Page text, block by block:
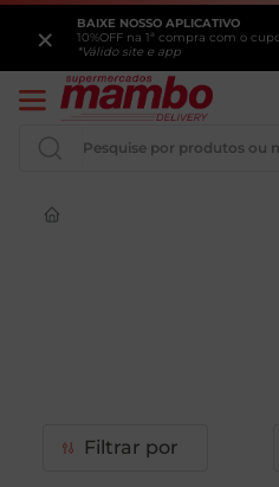
BAIXE NOSSO APLICATIVO
10%OFF na 1ª compra com o
*Válido site e app
×
Pesquise por produtos ou
Filtrar